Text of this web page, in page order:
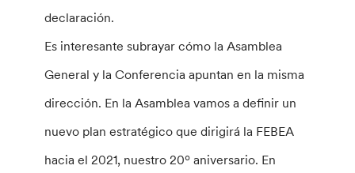
declaración.
Es interesante subrayar cómo la Asamblea
General y la Conferencia apuntan en la misma
dirección. En la Asamblea vamos a definir un
nuevo plan estratégico que dirigirá la FEBEA
hacia el 2021, nuestro 20º aniversario. En